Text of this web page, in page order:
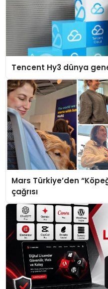
Tencent Hy3 dünya
Mars Türkiye’den
çağrısı